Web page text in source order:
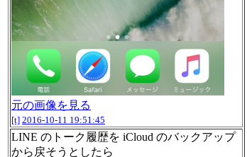
元の画像を見る
[t] 2016-10-11 19:51:45
LINE のトーク履歴を iCloud のバックアップ
から戻そうとしたら